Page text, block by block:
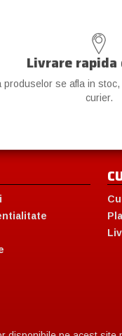
Livrare rapida
produselor se afla in
curier.